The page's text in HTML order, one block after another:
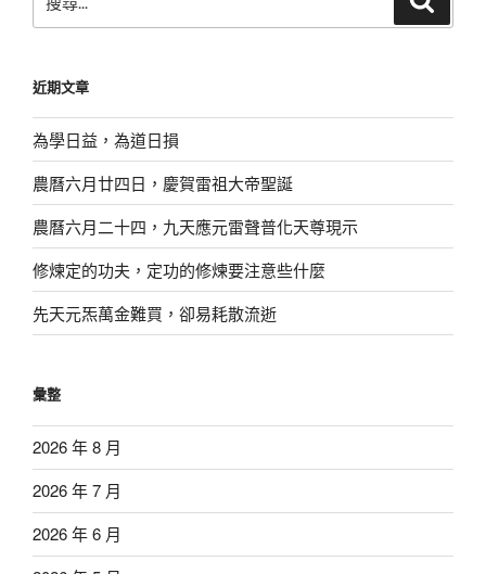
尋
字:
近期文章
為學日益，為道日損
農曆六月廿四日，慶賀雷祖大帝聖誕
農曆六月二十四，九天應元雷聲普化天尊現示
修煉定的功夫，定功的修煉要注意些什麼
先天元炁萬金難買，卻易耗散流逝
彙整
2026 年 8 月
2026 年 7 月
2026 年 6 月